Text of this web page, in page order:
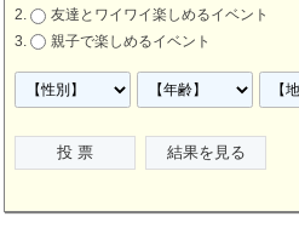
友達とワイワイ楽しめるイベント
親子で楽しめるイベント